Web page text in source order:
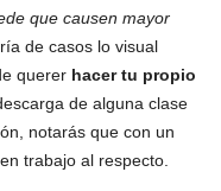
que causen mayor
de casos lo visual
querer hacer tu propio
de alguna clase
notarás que con un
trabajo al respecto.